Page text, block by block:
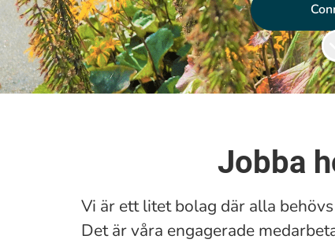
Jobba
Vi är ett litet bolag där alla
Det är våra engagerade